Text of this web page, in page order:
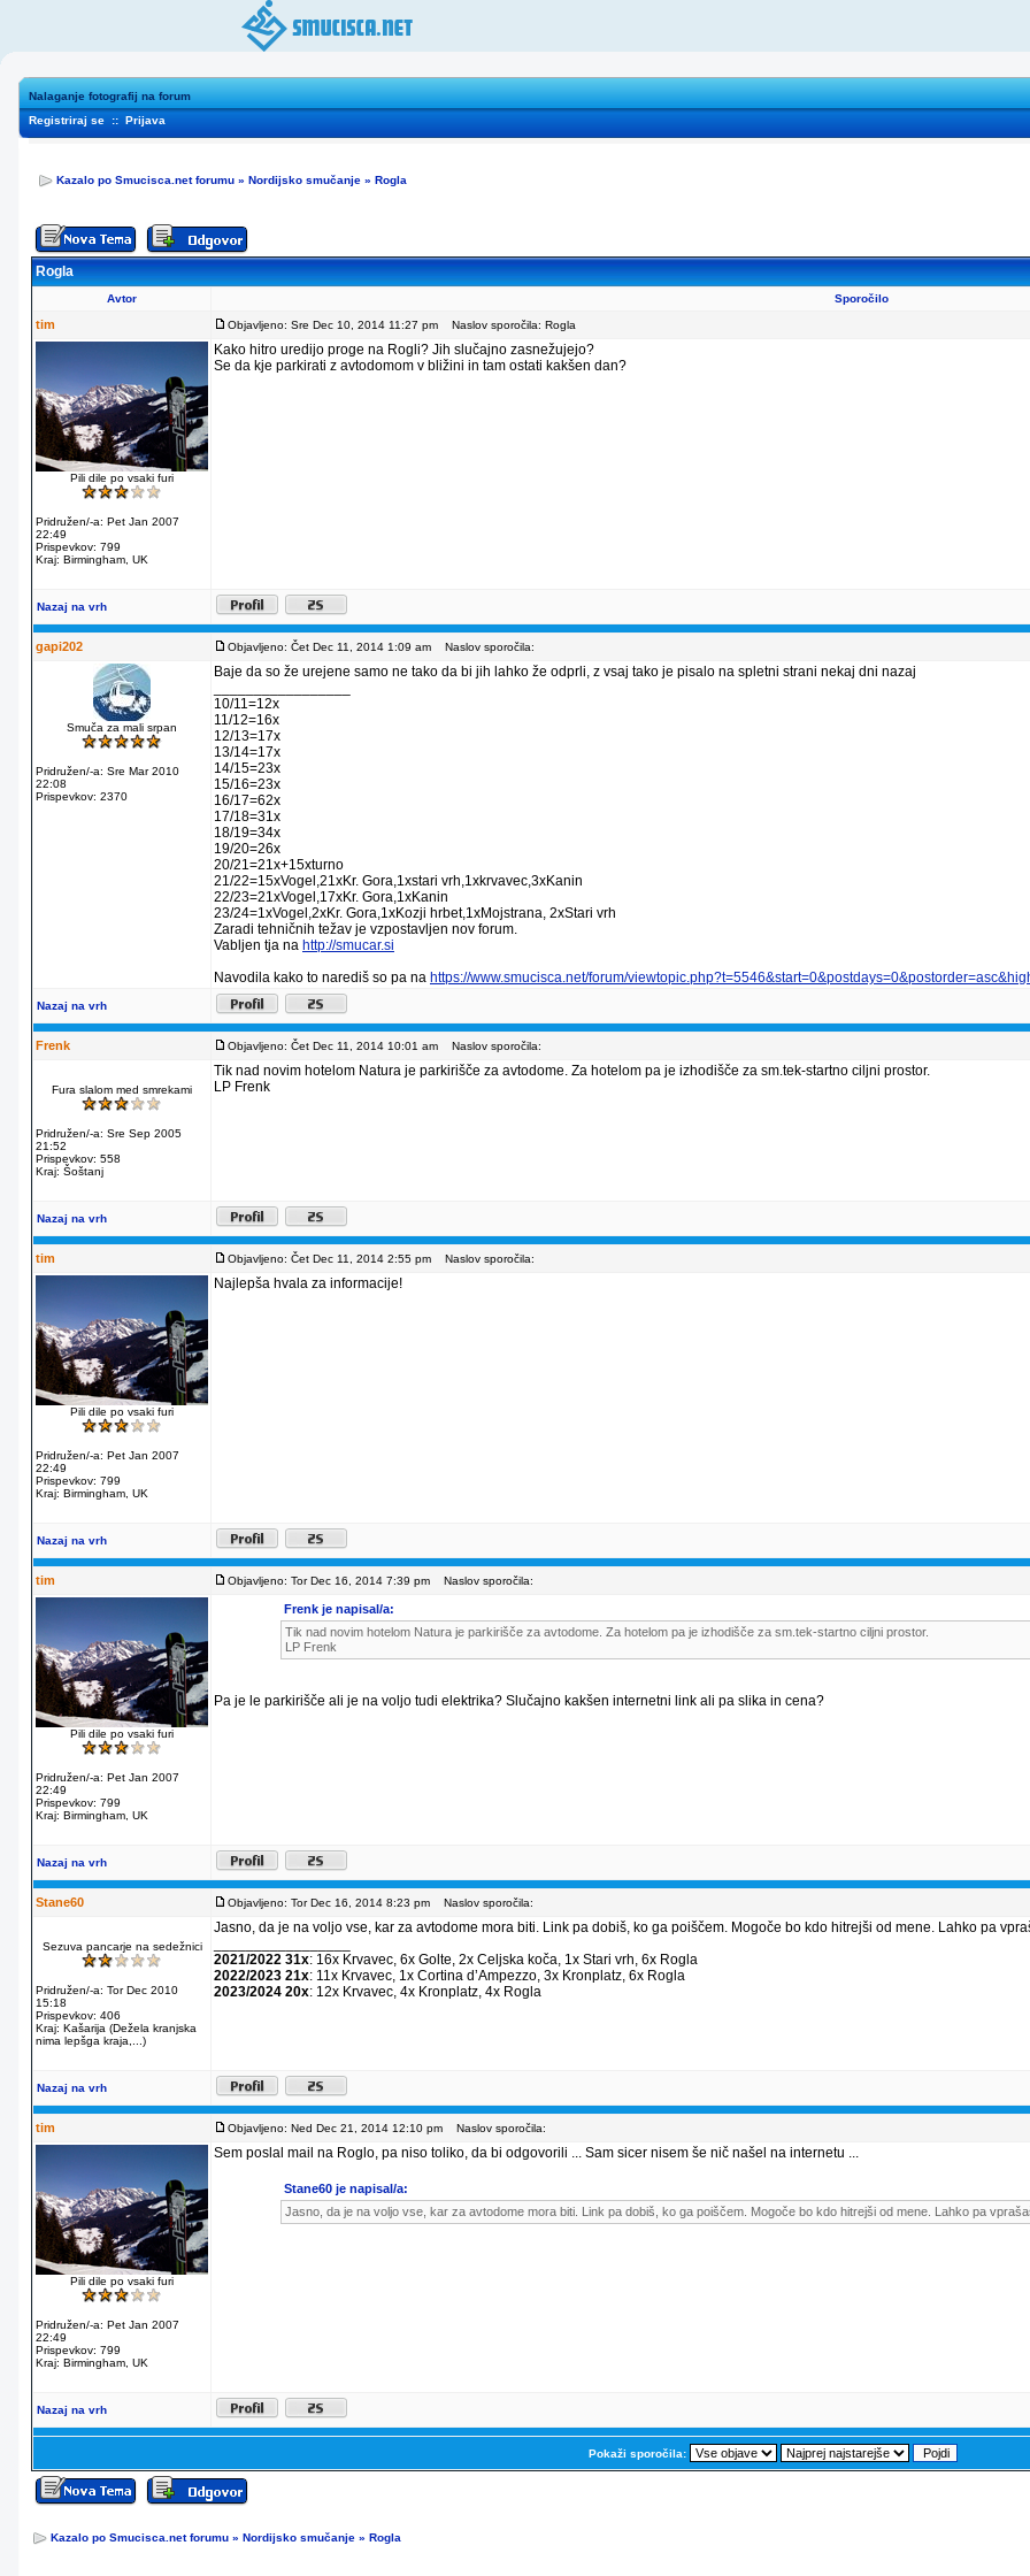
Nalaganje fotografij na forum
Registriraj se :: Prijava
Kazalo po Smucisca.net forumu » Nordijsko smučanje » Rogla
Rogla
Avtor Sporočilo
tim Objavljeno: Sre Dec 10, 2014 11:27 pm Naslov sporočila: Rogla
Pili dile po vsaki furi
Pridružen/-a: Pet Jan 2007
22:49
Prispevkov: 799
Kraj: Birmingham, UK
Kako hitro uredijo proge na Rogli? Jih slučajno zasnežujejo?
Se da kje parkirati z avtodomom v bližini in tam ostati kakšen dan?
Nazaj na vrh
gapi202 Objavljeno: Čet Dec 11, 2014 1:09 am Naslov sporočila:
Smuča za mali srpan
Pridružen/-a: Sre Mar 2010
22:08
Prispevkov: 2370
Baje da so že urejene samo ne tako da bi jih lahko že odprli, z vsaj tako je pisalo na spletni strani nekaj dni nazaj
10/11=12x
11/12=16x
12/13=17x
13/14=17x
14/15=23x
15/16=23x
16/17=62x
17/18=31x
18/19=34x
19/20=26x
20/21=21x+15xturno
21/22=15xVogel,21xKr. Gora,1xstari vrh,1xkrvavec,3xKanin
22/23=21xVogel,17xKr. Gora,1xKanin
23/24=1xVogel,2xKr. Gora,1xKozji hrbet,1xMojstrana, 2xStari vrh
Zaradi tehničnih težav je vzpostavljen nov forum.
Vabljen tja na http://smucar.si
Navodila kako to narediš so pa na https://www.smucisca.net/forum/
Nazaj na vrh
Frenk Objavljeno: Čet Dec 11, 2014 10:01 am Naslov sporočila:
Fura slalom med smrekami
Pridružen/-a: Sre Sep 2005
21:52
Prispevkov: 558
Kraj: Šoštanj
Tik nad novim hotelom Natura je parkirišče za avtodome. Za hotelom pa je izhodišče za sm.tek-startno ciljni prostor.
LP Frenk
Nazaj na vrh
tim Objavljeno: Čet Dec 11, 2014 2:55 pm Naslov sporočila:
Pili dile po vsaki furi
Pridružen/-a: Pet Jan 2007
22:49
Prispevkov: 799
Kraj: Birmingham, UK
Najlepša hvala za informacije!
Nazaj na vrh
tim Objavljeno: Tor Dec 16, 2014 7:39 pm Naslov sporočila:
Pili dile po vsaki furi
Pridružen/-a: Pet Jan 2007
22:49
Prispevkov: 799
Kraj: Birmingham, UK
Frenk je napisal/a:
Tik nad novim hotelom Natura je parkirišče za avtodome. Za hotelom pa je izhodišče za sm.tek-startno ciljni prostor.
LP Frenk
Pa je le parkirišče ali je na voljo tudi elektrika? Slučajno kakšen internetni link ali pa slika in cena?
Nazaj na vrh
Stane60 Objavljeno: Tor Dec 16, 2014 8:23 pm Naslov sporočila:
Sezuva pancarje na sedežnici
Pridružen/-a: Tor Dec 2010
15:18
Prispevkov: 406
Kraj: Kašarija (Dežela kranjska
nima lepšga kraja,...)
Jasno, da je na voljo vse, kar za avtodome mora biti. Link pa dobiš, ko ga poiščem. Mogoče bo kdo hitrejši od mene. Lahko pa
2021/2022 31x: 16x Krvavec, 6x Golte, 2x Celjska koča, 1x Stari vrh, 6x Rogla
2022/2023 21x: 11x Krvavec, 1x Cortina dʼAmpezzo, 3x Kronplatz, 6x Rogla
2023/2024 20x: 12x Krvavec, 4x Kronplatz, 4x Rogla
Nazaj na vrh
tim Objavljeno: Ned Dec 21, 2014 12:10 pm Naslov sporočila:
Pili dile po vsaki furi
Pridružen/-a: Pet Jan 2007
22:49
Prispevkov: 799
Kraj: Birmingham, UK
Sem poslal mail na Roglo, pa niso toliko, da bi odgovorili ... Sam sicer nisem še nič našel na internetu ...
Stane60 je napisal/a:
Jasno, da je na voljo vse, kar za avtodome mora biti. Link pa dobiš, ko ga poiščem. Mogoče bo kdo hitrejši od mene. Lahko pa
Nazaj na vrh
Pokaži sporočila:
Kazalo po Smucisca.net forumu » Nordijsko smučanje » Rogla